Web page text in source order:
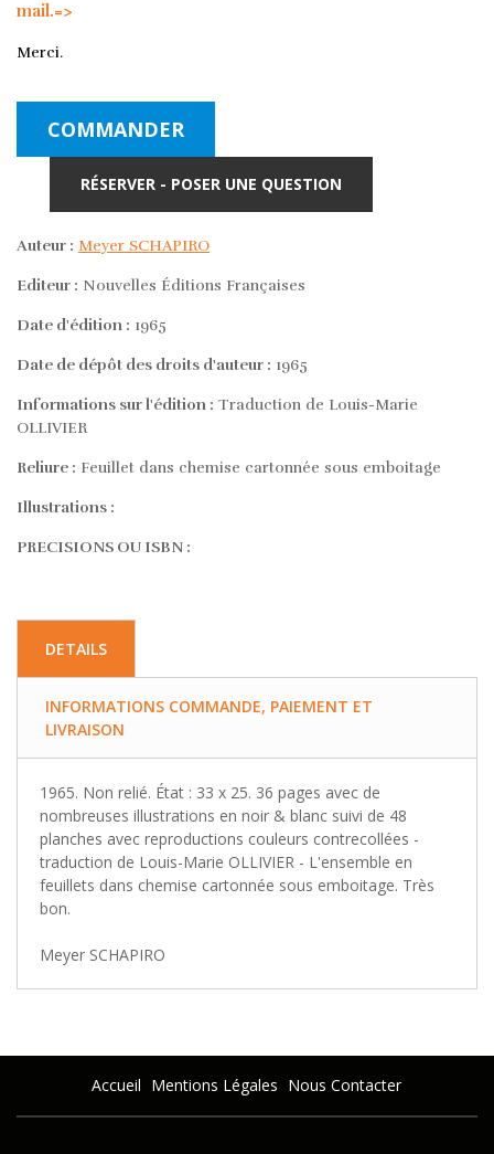
mail.=>
Merci.
COMMANDER
RÉSERVER - POSER UNE QUESTION
Auteur : Meyer SCHAPIRO
Editeur : Nouvelles Éditions Françaises
Date d'édition : 1965
Date de dépôt des droits d'auteur : 1965
Informations sur l'édition : Traduction de Louis-Marie
OLLIVIER
Reliure : Feuillet dans chemise cartonnée sous emboitage
Illustrations :
PRECISIONS OU ISBN :
DETAILS
INFORMATIONS COMMANDE, PAIEMENT ET
LIVRAISON
1965. Non relié. État : 33 x 25. 36 pages avec de
nombreuses illustrations en noir & blanc suivi de 48
planches avec reproductions couleurs contrecollées -
traduction de Louis-Marie OLLIVIER - L'ensemble en
feuillets dans chemise cartonnée sous emboitage. Très
bon.
Meyer SCHAPIRO
Accueil Mentions Légales Nous Contacter